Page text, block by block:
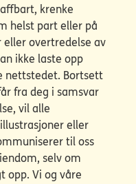
krenke
helst part eller på
eller overtredelse av
ikke laste opp
nettstedet. Bortsett
fra deg i samsvar
vil alle
eller
til oss
selv om
opp. Vi og våre